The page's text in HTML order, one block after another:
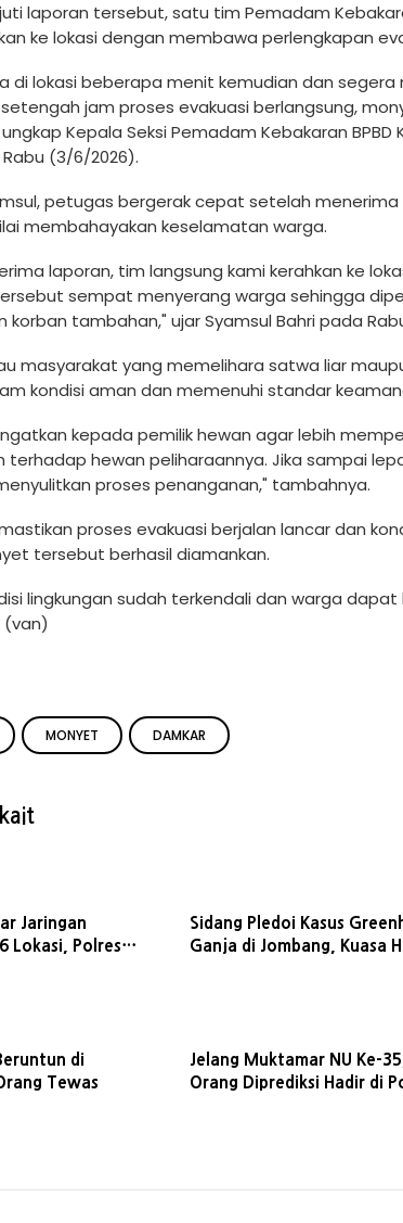
laporan tersebut, satu tim Pemadam
ke lokasi dengan membawa perlengkapan
di lokasi beberapa menit kemudian dan
jam proses evakuasi berlangsung,
Kepala Seksi Pemadam Kebakaran
(3/6/2026).
petugas bergerak cepat setelah
membahayakan keselamatan warga.
laporan, tim langsung kami kerahkan ke
sempat menyerang warga sehingga
korban tambahan," ujar Syamsul Bahri pada
masyarakat yang memelihara satwa liar
kondisi aman dan memenuhi standar
kepada pemilik hewan agar lebih
terhadap hewan peliharaannya. Jika sampai
proses penanganan," tambahnya.
proses evakuasi berjalan lancar dan
tersebut berhasil diamankan.
lingkungan sudah terkendali dan warga
(van)
MONYET DAMKAR
Jaringan
Lokasi, Polres
Sidang Pledoi Kasus
Ganja di Jombang, Kuasa
di
Tewas
Jelang Muktamar NU Ke-
Orang Diprediksi Hadir di